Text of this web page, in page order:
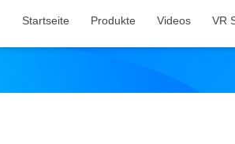
Startseite Produkte Videos VR